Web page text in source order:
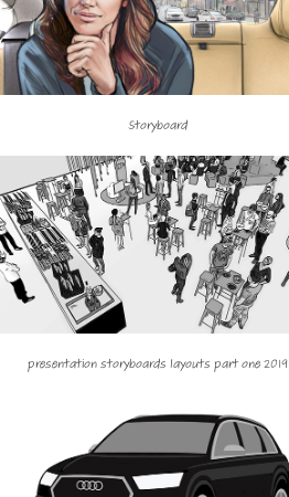
Storyboard
presentation storyboards layouts part one 2019